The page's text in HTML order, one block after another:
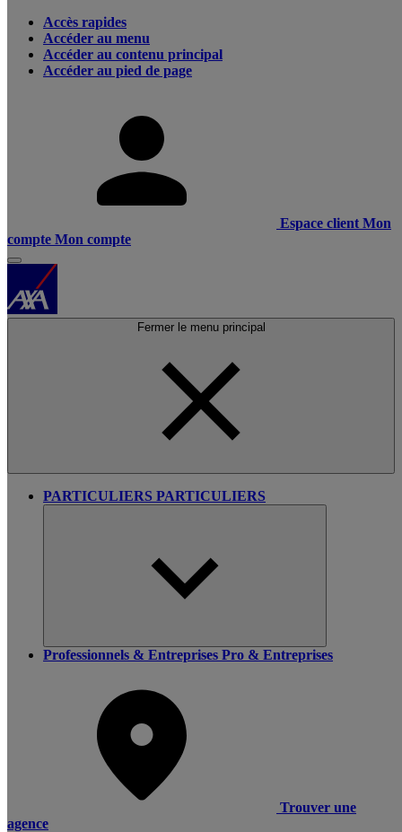
Accès rapides
Accéder au menu
Accéder au contenu principal
Accéder au pied de page
Espace client Mon
compte Mon compte
Fermer le menu principal
PARTICULIERS PARTICULIERS
Professionnels & Entreprises Pro & Entreprises
Trouver une
agence